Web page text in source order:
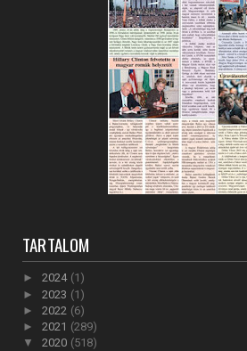
TARTALOM
► 2024 (1)
► 2023 (1)
► 2022 (6)
► 2021 (289)
▼ 2020 (518)